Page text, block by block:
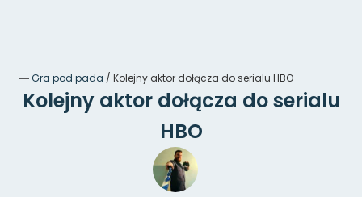
―Gra pod pada / Kolejny aktor dołącza do serialu HBO
Kolejny aktor dołącza do serialu
HBO